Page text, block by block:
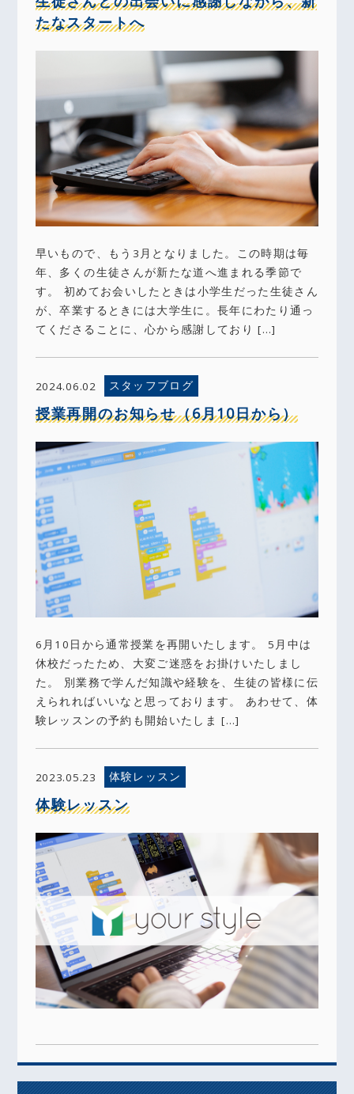
たなスタートへ
早いもので、もう3月となりました。この時期は毎
年、多くの生徒さんが新たな道へ進まれる季節で
す。 初めてお会いしたときは小学生だった生徒さん
が、卒業するときには大学生に。長年にわたり通っ
てくださることに、心から感謝しており […]
2024.06.02 スタッフブログ
授業再開のお知らせ（6月10日から）
6月10日から通常授業を再開いたします。 5月中は
休校だったため、大変ご迷惑をお掛けいたしまし
た。 別業務で学んだ知識や経験を、生徒の皆様に伝
えられればいいなと思っております。 あわせて、体
験レッスンの予約も開始いたしま […]
2023.05.23 体験レッスン
体験レッスン